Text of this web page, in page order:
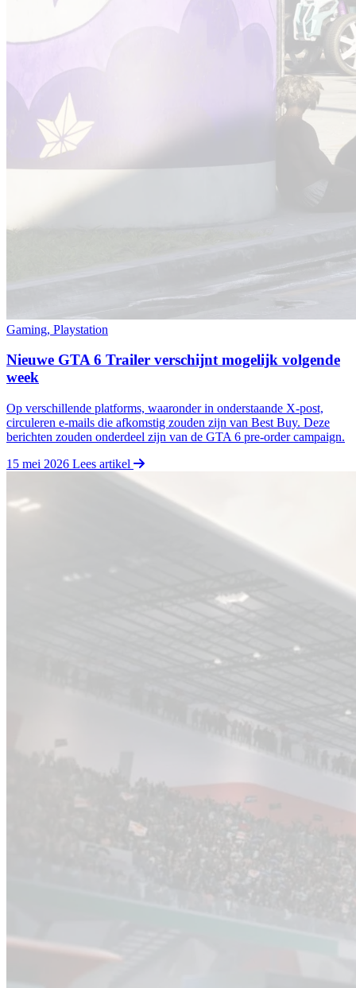
Gaming, Playstation
Nieuwe GTA 6 Trailer verschijnt mogelijk volgende
week
Op verschillende platforms, waaronder in onderstaande X‑post,
circuleren e-mails die afkomstig zouden zijn van Best Buy. Deze
berichten zouden onderdeel zijn van de GTA 6 pre-order campaign.
15 mei 2026 Lees artikel